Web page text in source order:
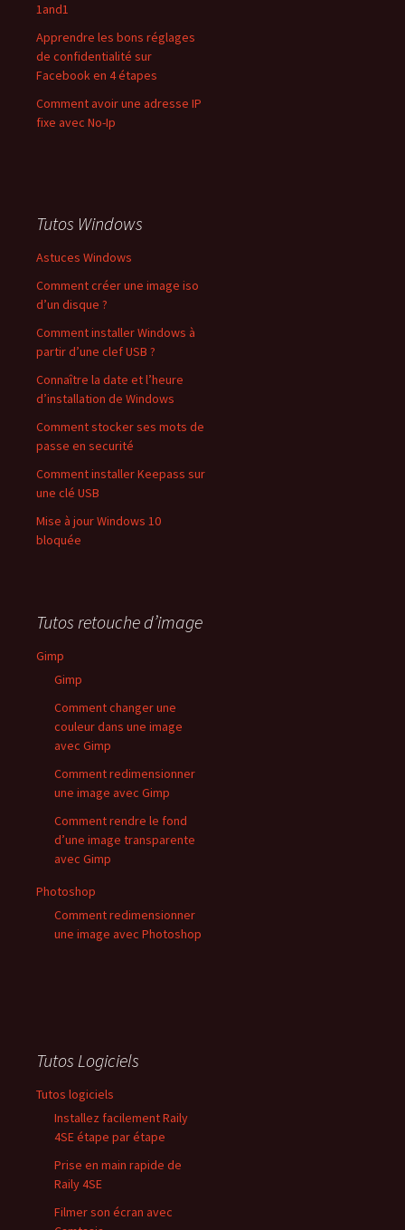
1and1
Apprendre les bons réglages
de confidentialité sur
Facebook en 4 étapes
Comment avoir une adresse IP
fixe avec No-Ip
Tutos Windows
Astuces Windows
Comment créer une image iso
d’un disque ?
Comment installer Windows à
partir d’une clef USB ?
Connaître la date et l’heure
d’installation de Windows
Comment stocker ses mots de
passe en securité
Comment installer Keepass sur
une clé USB
Mise à jour Windows 10
bloquée
Tutos retouche d’image
Gimp
Gimp
Comment changer une
couleur dans une image
avec Gimp
Comment redimensionner
une image avec Gimp
Comment rendre le fond
d’une image transparente
avec Gimp
Photoshop
Comment redimensionner
une image avec Photoshop
Tutos Logiciels
Tutos logiciels
Installez facilement Raily
4SE étape par étape
Prise en main rapide de
Raily 4SE
Filmer son écran avec